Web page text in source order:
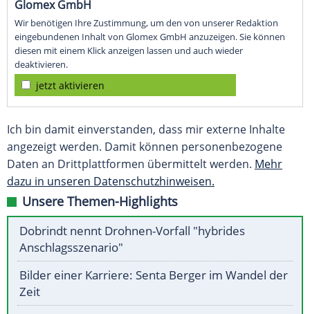
Glomex GmbH
Wir benötigen Ihre Zustimmung, um den von unserer Redaktion
eingebundenen Inhalt von Glomex GmbH anzuzeigen. Sie können
diesen mit einem Klick anzeigen lassen und auch wieder
deaktivieren.
jetzt aktivieren
Ich bin damit einverstanden, dass mir externe Inhalte
angezeigt werden. Damit können personenbezogene
Daten an Drittplattformen übermittelt werden. Mehr
dazu in unseren Datenschutzhinweisen.
Unsere Themen-Highlights
Dobrindt nennt Drohnen-Vorfall "hybrides
Anschlagsszenario"
Bilder einer Karriere: Senta Berger im Wandel der
Zeit